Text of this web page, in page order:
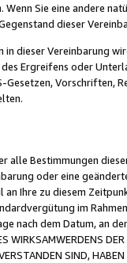
Wenn Sie eine andere
dieser
dieser Vereinbarung
Ergreifens oder
Vorschriften,
alle Bestimmungen
oder eine
an Ihre zu diesem
im
nach dem Datum, an
WIRKSAMWERDENS
SIND,